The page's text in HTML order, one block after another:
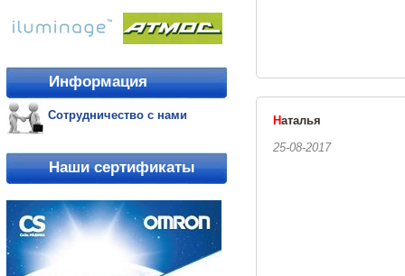
Информация
Сотрудничество с нами
Наши сертификаты
Наталья
25-08-2017